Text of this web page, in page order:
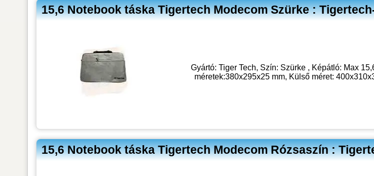
15,6 Notebook táska Tigertech Modecom Szürke :
Gyártó: Tiger Tech, Szín: Szürke , Képátló: Max
méretek:380x295x25 mm, Külső méret:
15,6 Notebook táska Tigertech Modecom Rózsaszín :